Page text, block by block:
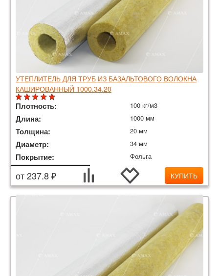
УТЕПЛИТЕЛЬ ДЛЯ ТРУБ ИЗ БАЗАЛЬТОВОГО ВОЛОКНА
КАШИРОВАННЫЙ 1000.34.20
Плотность: 100 кг/м3
Длина: 1000 мм
Толщина: 20 мм
Диаметр: 34 мм
Покрытие: Фольга
от 237.8 ₽ КУПИТЬ